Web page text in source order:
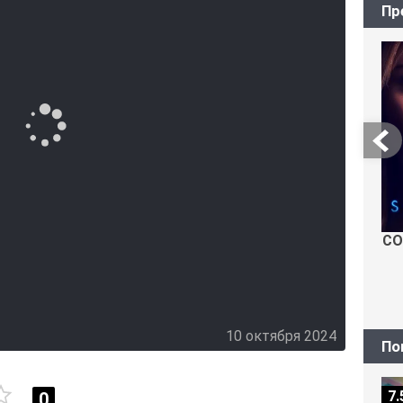
сомневаться в том, что убийца будет
10 октября 2024